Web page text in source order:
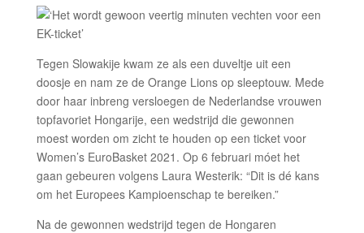
Tegen Slowakije kwam ze als een duveltje uit een
doosje en nam ze de Orange Lions op sleeptouw. Mede
door haar inbreng versloegen de Nederlandse vrouwen
topfavoriet Hongarije, een wedstrijd die gewonnen
moest worden om zicht te houden op een ticket voor
Women’s EuroBasket 2021. Op 6 februari móet het
gaan gebeuren volgens Laura Westerik: “Dit is dé kans
om het Europees Kampioenschap te bereiken.”
Na de gewonnen wedstrijd tegen de Hongaren